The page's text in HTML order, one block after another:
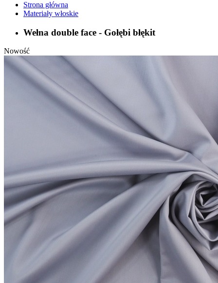
Strona główna
Materiały włoskie
Wełna double face - Gołębi błękit
Nowość